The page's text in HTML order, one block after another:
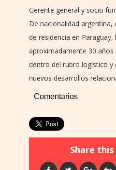
Gerente general y socio
De nacionalidad argentina,
de residencia en Paraguay,
aproximadamente 30
dentro del rubro logístico y
nuevos desarrollos
Comentarios
Share